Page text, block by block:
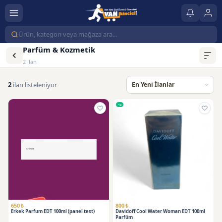
Parfüm & Kozmetik
2 ilan
2 ilan listeleniyor
SATILDI
650 ₺
Erkek Parfum EDT 100ml (panel test)
800 ₺
Davidoff Cool Water Woman EDT 100ml
Parfüm